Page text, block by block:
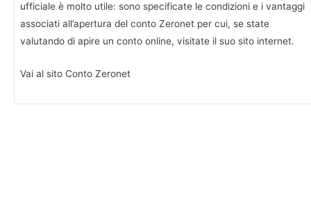
ufficiale è molto utile: sono specificate le condizioni e i vantaggi
associati all’apertura del conto Zeronet per cui, se state
valutando di apire un conto online, visitate il suo sito internet.
Vai al sito Conto Zeronet